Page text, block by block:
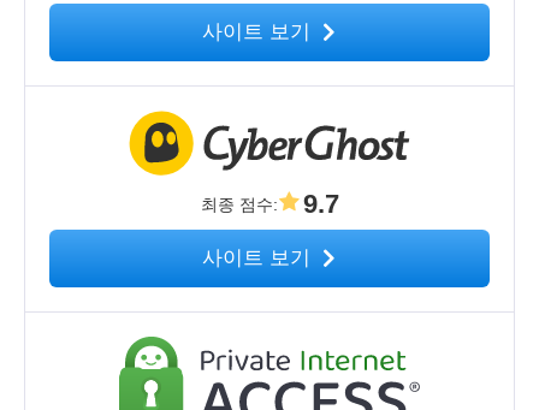
사이트 보기
최종 점수: 9.7
사이트 보기